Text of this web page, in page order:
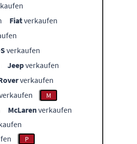
Fiatverkaufen
verkaufen
Jeepverkaufen
verkaufen
M
McLarenverkaufen
P